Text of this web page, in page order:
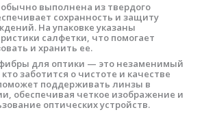
выполнена из твердого
сохранность и защиту
На упаковке указаны
салфетки, что помогает
и хранить ее.
для оптики — это незаменимый
кто заботится о чистоте и качестве
поддерживать линзы в
обеспечивая четкое изображение и
оптических устройств.